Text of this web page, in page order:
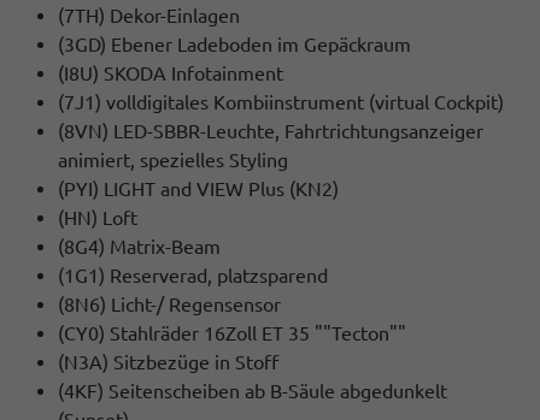
(7TH) Dekor-Einlagen
(3GD) Ebener Ladeboden im Gepäckraum
(I8U) SKODA Infotainment
(7J1) volldigitales Kombiinstrument (virtual Cockpit)
(8VN) LED-SBBR-Leuchte, Fahrtrichtungsanzeiger
animiert, spezielles Styling
(PYI) LIGHT and VIEW Plus (KN2)
(HN) Loft
(8G4) Matrix-Beam
(1G1) Reserverad, platzsparend
(8N6) Licht-/ Regensensor
(CY0) Stahlräder 16Zoll ET 35 ""Tecton""
(N3A) Sitzbezüge in Stoff
(4KF) Seitenscheiben ab B-Säule abgedunkelt